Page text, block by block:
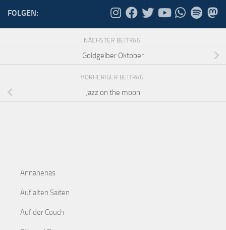
FOLGEN:
NÄCHSTER BEITRAG
Goldgelber Oktober
VORHERIGER BEITRAG
Jazz on the moon
Annanenas
Auf alten Saiten
Auf der Couch